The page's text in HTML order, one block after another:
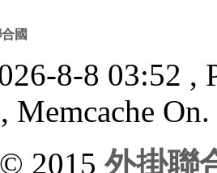
國
8-8 03:52 ,
Memcache On.
2015外掛聯